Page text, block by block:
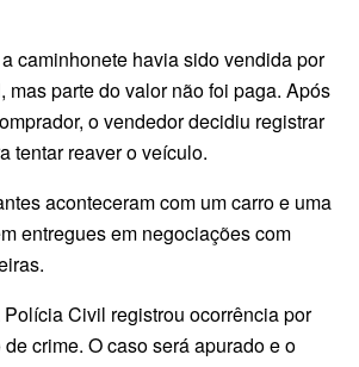
caminhonete havia sido vendida por
mas parte do valor não foi paga. Após
o vendedor decidiu registrar
tentar reaver o veículo.
aconteceram com um carro e uma
entregues em negociações com
Civil registrou ocorrência por
crime. O caso será apurado e o